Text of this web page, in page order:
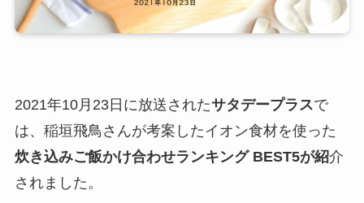
2021年10月23日に放送されたサタデープラスで
は、稲垣飛鳥さんが考案したイオン食材を使った
炊き込みご飯かけ合わせランキング BEST5が紹介
されました。